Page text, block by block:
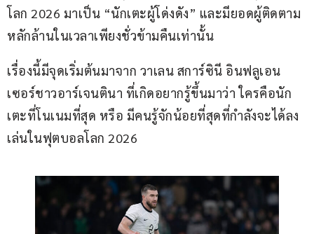
โลก 2026 มาเป็น “นักเตะผู้โด่งดัง” และมียอดผู้ติดตาม
หลักล้านในเวลาเพียงชั่วข้ามคืนเท่านั้น
เรื่องนี้มีจุดเริ่มต้นมาจาก วาเลน สการ์ซินี อินฟลูเอน
เซอร์ชาวอาร์เจนตินา ที่เกิดอยากรู้ขึ้นมาว่า ใครคือนัก
เตะที่โนเนมที่สุด หรือ มีคนรู้จักน้อยที่สุดที่กำลังจะได้ลง
เล่นในฟุตบอลโลก 2026